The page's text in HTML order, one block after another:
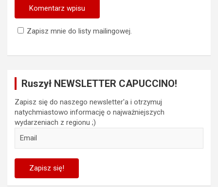
Zapisz mnie do listy mailingowej.
Ruszył NEWSLETTER CAPUCCINO!
Zapisz się do naszego newsletter'a i otrzymuj
natychmiastowo informację o najważniejszych
wydarzeniach z regionu ;)